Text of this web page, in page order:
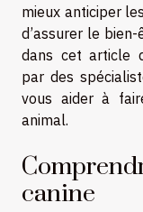
mieux anticiper
d’assurer le
dans cet article
par des
vous aider à
animal.
canine